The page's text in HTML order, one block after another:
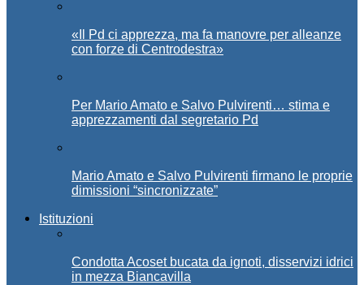
«Il Pd ci apprezza, ma fa manovre per alleanze
con forze di Centrodestra»
Per Mario Amato e Salvo Pulvirenti… stima e
apprezzamenti dal segretario Pd
Mario Amato e Salvo Pulvirenti firmano le proprie
dimissioni “sincronizzate”
Istituzioni
Condotta Acoset bucata da ignoti, disservizi idrici
in mezza Biancavilla